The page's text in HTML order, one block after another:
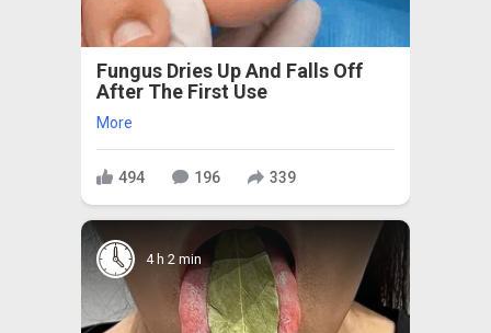
Fungus Dries Up And Falls Off
After The First Use
More
494 196 339
4 h 2 min